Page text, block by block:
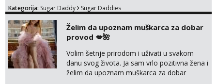
Kategorija: Sugar Daddy Sugar Daddies
Želim da upoznam muškarca za dobar
provod 💋🌺
Volim šetnje prirodom i uživati u svakom
danu svog života. Ja sam vrlo pozitivna žena i
želim da upoznam muškarca za dobar